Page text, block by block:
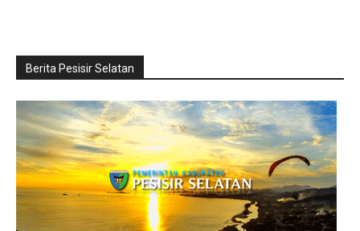
Berita Pesisir Selatan